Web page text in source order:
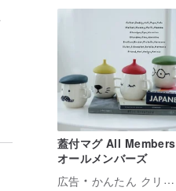
蓋付マグ All Members
オールメンバーズ
広告
かんたん クリエイティブ産業